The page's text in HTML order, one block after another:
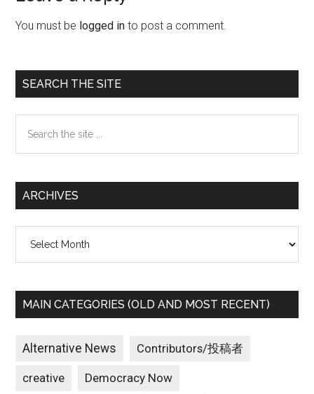
Interactions
You must be logged in to post a comment.
Primary
Sidebar
SEARCH THE SITE
the
ARCHIVES
MAIN CATEGORIES (OLD AND MOST RECENT)
Alternative News Contributors/投稿者
creative Democracy Now